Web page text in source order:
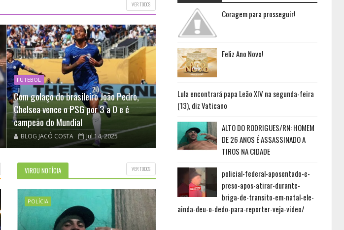
VER TODOS
FUTEBOL
Com golaço do brasileiro João Pedro,
Chelsea vence o PSG por 3 a 0 e é
campeão do Mundial
BLOG JACÓ COSTA Jul 14, 2025
FUTEBOL
América conquista o tricampeonato
Potiguar
BLOG JACÓ COSTA Mar 30, 2025
VIROU NOTÍCIA VER TODOS
POLÍCIA
Coragem para prosseguir!
Feliz Ano Novo!
Lula encontrará papa Leão XIV na segunda-feira
(13), diz Vaticano
ALTO DO RODRIGUES/RN: HOMEM
DE 26 ANOS É ASSASSINADO A
TIROS NA CIDADE
policial-federal-aposentado-e-
preso-apos-atirar-durante-
briga-de-transito-em-natal-ele-
ainda-deu-o-dedo-para-reporter-veja-video/